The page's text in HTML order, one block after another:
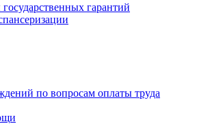
гарантий
по вопросам оплаты труда